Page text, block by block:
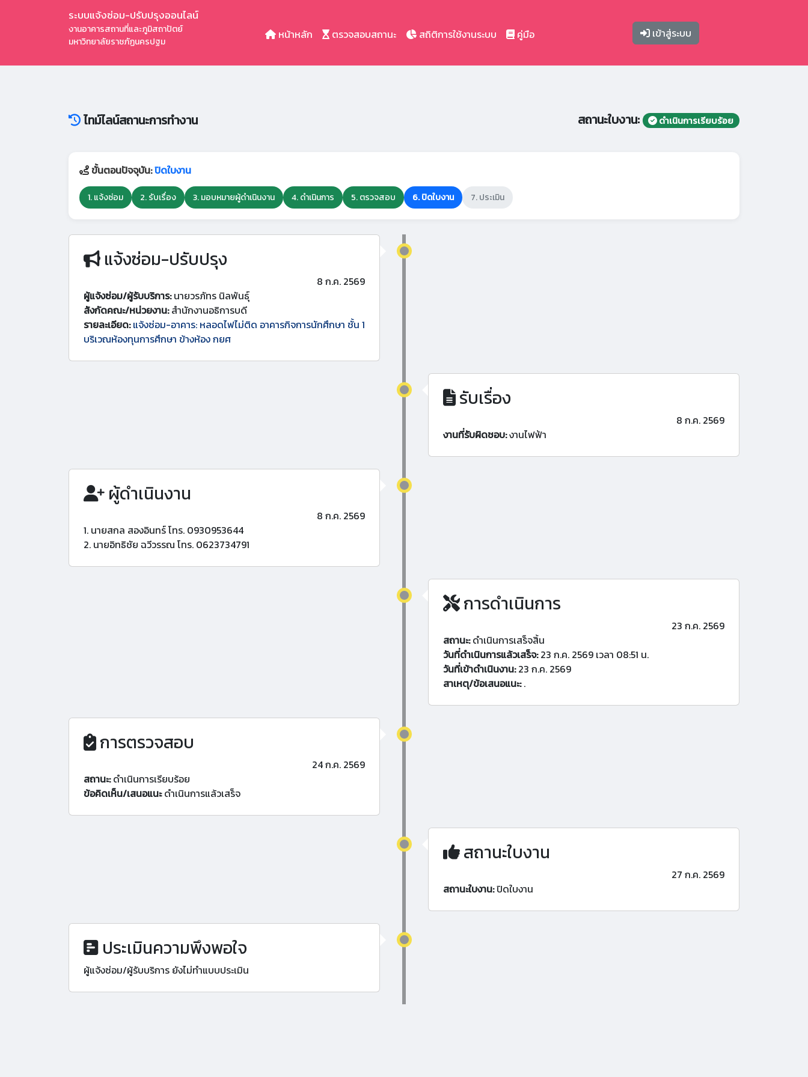
ระบบแจ้งซ่อม-ปรับปรุงออนไลน์
งานอาคารสถานที่และภูมิสถาปัตย์
มหาวิทยาลัยราชภัฏนครปฐม
หน้าหลัก ตรวจสอบสถานะ สถิติการใช้งานระบบ คู่มือ เข้าสู่ระบบ
ไทม์ไลน์สถานะการทำงาน สถานะใบงาน: ดำเนินการเรียบร้อย
ขั้นตอนปัจจุบัน:ปิดใบงาน
1. แจ้งซ่อม 2. รับเรื่อง 3. มอบหมายผู้ดำเนินงาน 4. ดำเนินการ 5. ตรวจสอบ 6. ปิดใบงาน 7. ประเมิน
แจ้งซ่อม-ปรับปรุง
8 ก.ค. 2569
ผู้แจ้งซ่อม/ผู้รับบริการ:นายวรภัทร นิลพันธุ์
สังกัดคณะ/หน่วยงาน:สำนักงานอธิการบดี
รายละเอียด: แจ้งซ่อม-อาคาร: หลอดไฟไม่ติด อาคารกิจการนักศึกษา ชั้น 1
บริเวณห้องทุนการศึกษา ข้างห้อง กยศ
รับเรื่อง
8 ก.ค. 2569
งานที่รับผิดชอบ:งานไฟฟ้า
ผู้ดำเนินงาน
8 ก.ค. 2569
1. นายสกล สองอินทร์ โทร. 0930953644
2. นายอิทธิชัย ฉวีวรรณ โทร. 0623734791
การดำเนินการ
23 ก.ค. 2569
สถานะ:ดำเนินการเสร็จสิ้น
วันที่ดำเนินการแล้วเสร็จ:23 ก.ค. 2569 เวลา 08:51 น.
วันที่เข้าดำเนินงาน:23 ก.ค. 2569
สาเหตุ/ข้อเสนอแนะ:.
การตรวจสอบ
24 ก.ค. 2569
สถานะ:ดำเนินการเรียบร้อย
ข้อคิดเห็น/เสนอแนะดำเนินการแล้วเสร็จ
สถานะใบงาน
27 ก.ค. 2569
สถานะใบงาน:ปิดใบงาน
ประเมินความพึงพอใจ
ผู้แจ้งซ่อม/ผู้รับบริการ ยังไม่ทำแบบประเมิน